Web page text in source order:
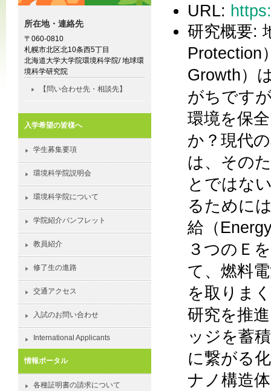
URL:
研究概要:
Protection
Growth）
がちです
環境を保
か？現代
は、その
とではな
るために
給（
３つのＥ
て、燃料
を取りま
研究を推
ッジを蓄
に繋がる
ナノ構造
所在地・連絡先
〒060-0810
札幌市北区北10条西5丁目
北海道大学大学院環境科学院/ 地球環
境科学研究院
【問い合わせ先・相談先】
入学希望の皆様へ
学生募集要項
環境科学院説明会
環境科学院について
学院紹介パンフレット
教員紹介
修了生の進路
交通アクセス
入試のお問い合わせ
International Applicants
情報ポータル
各種証明書の請求について